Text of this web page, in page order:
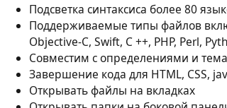
Подсветка синтаксиса более 80
Поддерживаемые типы файлов
Objective-C, Swift, C ++, PHP, Perl,
Совместим с определениями и
Завершение кода для HTML, CSS,
Открывать файлы на вкладках